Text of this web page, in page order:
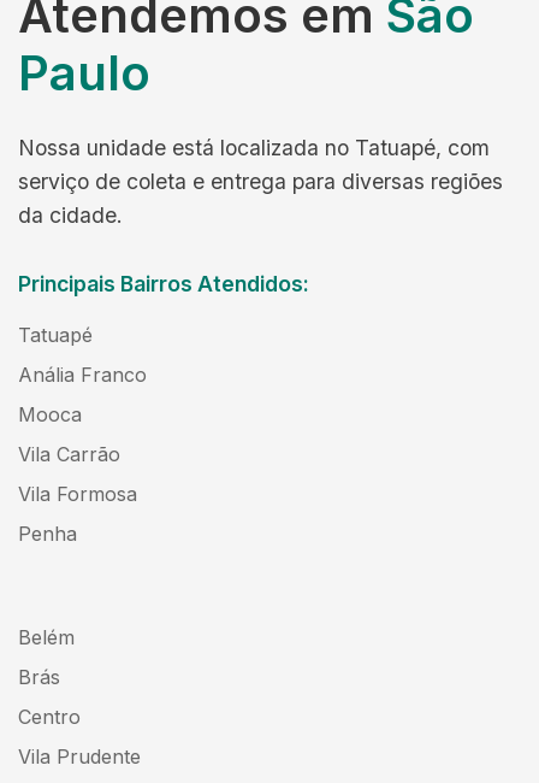
Atendemos em São
Paulo
Nossa unidade está localizada no Tatuapé, com
serviço de coleta e entrega para diversas regiões
da cidade.
Principais Bairros Atendidos:
Tatuapé
Anália Franco
Mooca
Vila Carrão
Vila Formosa
Penha
Belém
Brás
Centro
Vila Prudente